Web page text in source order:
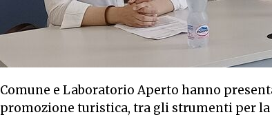
Comune e Laboratorio Aperto hanno
promozione turistica, tra gli strumenti per